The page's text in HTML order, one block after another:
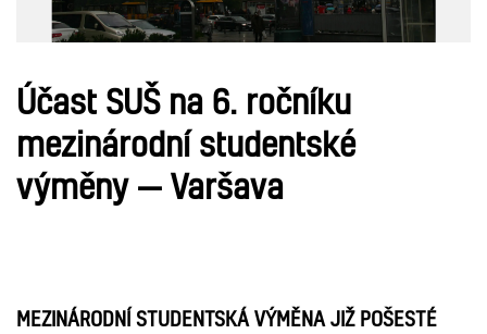
Účast SUŠ na 6. ročníku
mezinárodní studentské
výměny — Varšava
MEZINÁRODNÍ STUDENTSKÁ VÝMĚNA JIŽ POŠESTÉ